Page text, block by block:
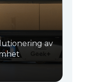
av